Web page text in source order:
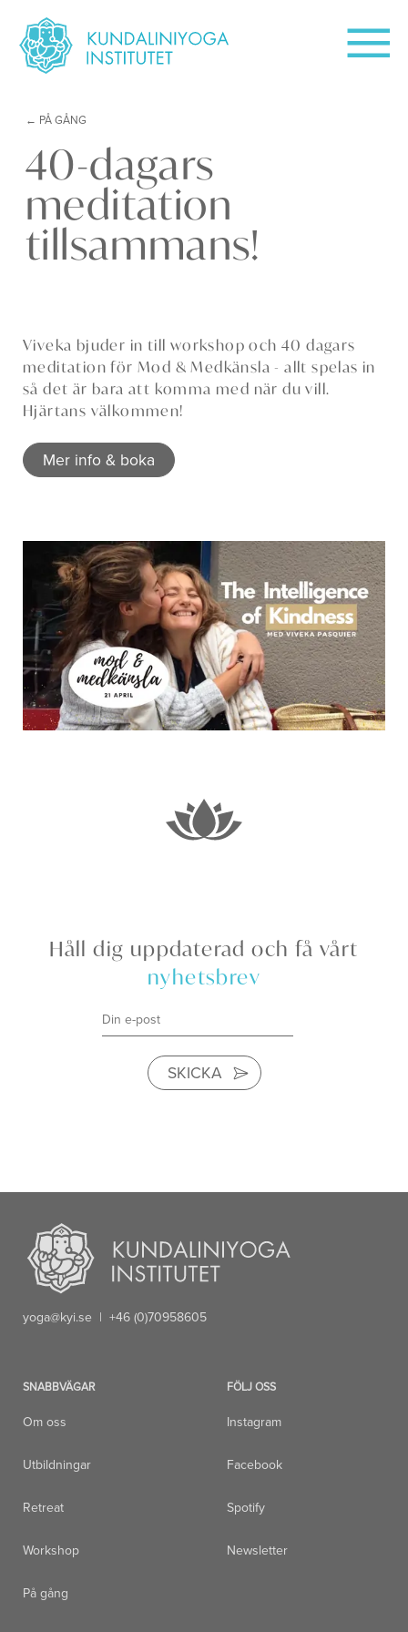
PÅ GÅNG
40-dagars
meditation
tillsammans!
Viveka bjuder in till workshop och 40 dagars
meditation för Mod & Medkänsla - allt spelas in
så det är bara att komma med när du vill.
Hjärtans välkommen!
Mer info & boka
Håll dig uppdaterad och få vårt
nyhetsbrev
SKICKA
yoga@kyi.se | +46 (0)70958605
SNABBVÄGAR
Om oss
Utbildningar
Retreat
Workshop
På gång
FÖLJ OSS
Instagram
Facebook
Spotify
Newsletter